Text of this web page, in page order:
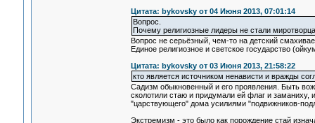
Цитата: bykovsky от 04 Июня 2013, 07:01:14
Вопрос.
Почему религиозные лидеры не стали
Вопрос не серьёзный, чем-то на детский
Единое религиозное и светское государство
Цитата: bykovsky от 03 Июня 2013, 21:58:22
кто является источником ненависти и вражды
Садизм обыкновенный и его проявления. Быть
сколотили стаю и придумали ей флаг и заманиху,
"царствующего" дома усилиями "подвижников-
Экстремизм - это было как порождение стай